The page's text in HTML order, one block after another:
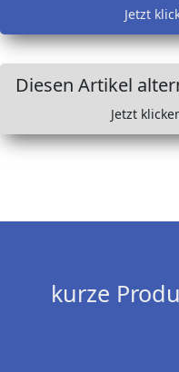
Jetzt
Diesen Artikel
Jetzt
kurze